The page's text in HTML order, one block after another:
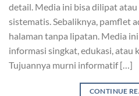
detail. Media ini bisa dilipat
sistematis. Sebaliknya, pamflet
halaman tanpa lipatan. Media
informasi singkat, edukasi, atau
Tujuannya murni informatif […]
CONTINUE